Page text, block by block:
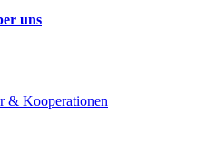
uns
& Kooperationen